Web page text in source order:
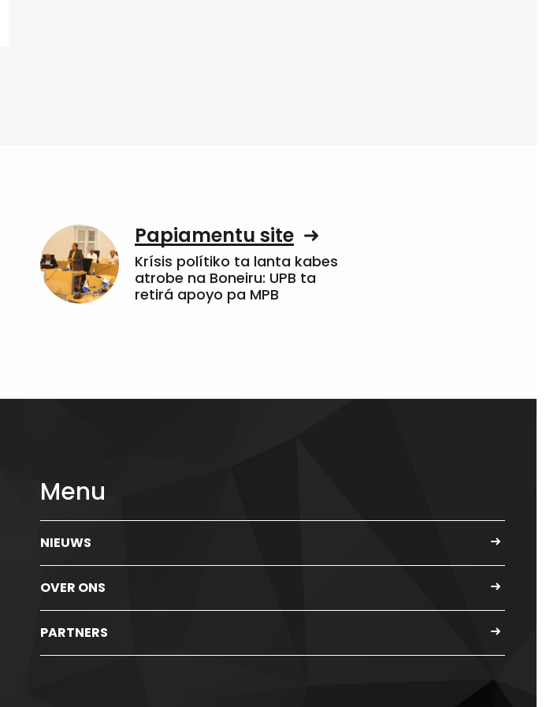
Papiamentu site
Krísis polítiko ta lanta kabes
atrobe na Boneiru: UPB ta
retirá apoyo pa MPB
Menu
NIEUWS
OVER ONS
PARTNERS